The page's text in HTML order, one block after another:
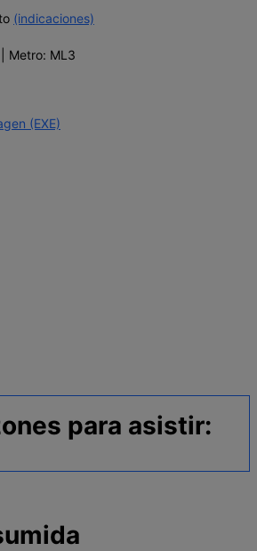
(indicaciones)
Metro: ML3
(EXE)
para asistir: